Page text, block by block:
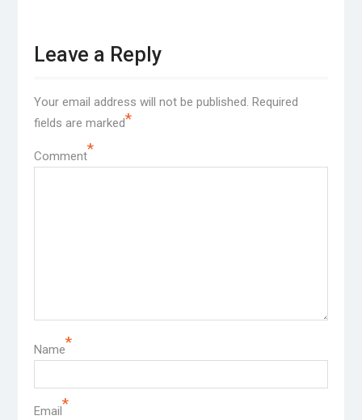
Leave a Reply
Your email address will not be published. Required
fields are marked*
Comment*
Name*
Email*